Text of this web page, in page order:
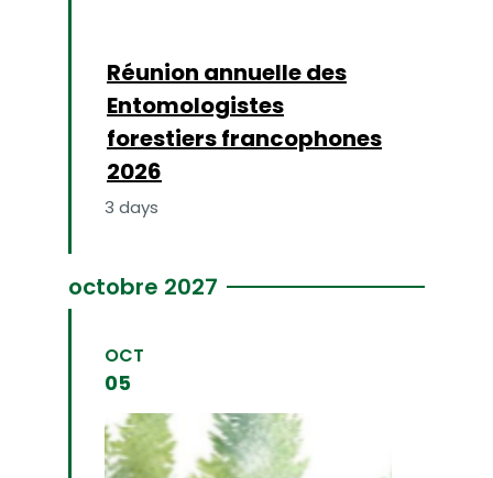
Réunion annuelle des
Entomologistes
forestiers francophones
2026
3 days
octobre 2027
OCT
05